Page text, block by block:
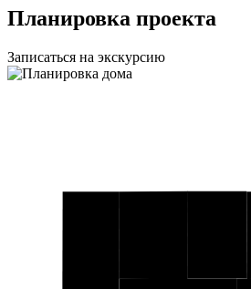
Планировка проекта
Записаться на экскурсию